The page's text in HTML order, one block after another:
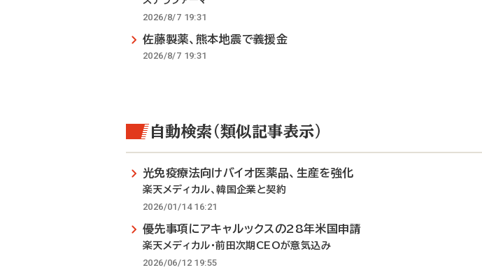
2026/8/7 19:31
佐藤製薬、熊本地震で義援金
2026/8/7 19:31
自動検索（類似記事表示）
光免疫療法向けバイオ医薬品、生産を強化
楽天メディカル、韓国企業と契約
2026/01/14 16:21
優先事項にアキャルックスの28年米国申請
楽天メディカル・前田次期CEOが意気込み
2026/06/12 19:55